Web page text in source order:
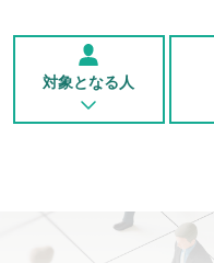
対象となる人